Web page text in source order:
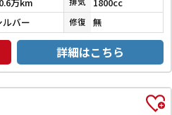
ルバー 修復 無
詳細はこちら